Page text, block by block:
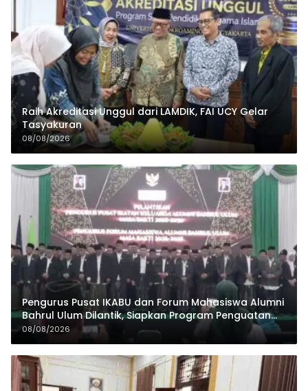
Raih Akreditasi Unggul dari LAMDIK, FAI UCY Gelar
Tasyakuran
08/08/2026
Pengurus Pusat IKABU dan Forum Mahasiswa Alumni
Bahrul Ulum Dilantik, Siapkan Program Penguatan
Organisasi dan Ekonomi
08/08/2026